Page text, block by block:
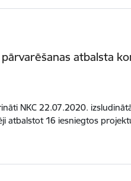
atbalsta
NKC 22.07.2020.
atbalstot 16 iesniegtos